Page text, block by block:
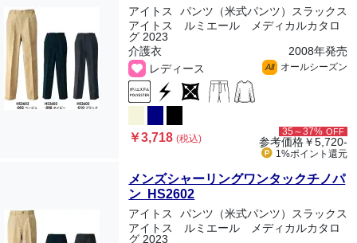
アイトス
パンツ（米式パンツ）スラックス
アイトス ルミエール メディカルカタロ
グ 2023
介護衣
2008年発売
レディース
All オールシーズン
￥3,718(税込)
35～37% OFF
参考価格￥5,720-
1%ポイント 還元
メンズシャーリングワンタックチノパ
ン HS2602
アイトス
パンツ（米式パンツ）スラックス
アイトス ルミエール メディカルカタロ
グ 2023